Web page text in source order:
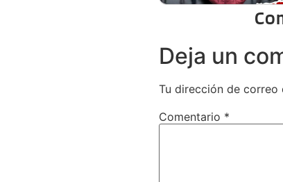
Deja un
Tu dirección de correo
Comentario *